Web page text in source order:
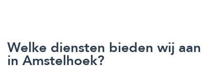
Welke diensten bieden wij aan
in Amstelhoek?